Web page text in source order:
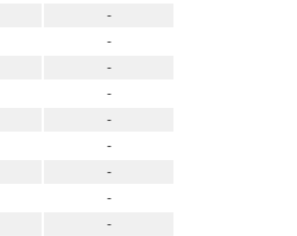
-
-
-
-
-
-
-
-
-